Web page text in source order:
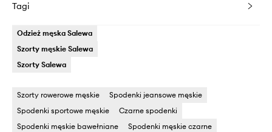
Tagi
Odzież męska Salewa
Szorty męskie Salewa
Szorty Salewa
Szorty rowerowe męskie
Spodenki jeansowe męskie
Spodenki sportowe męskie
Czarne spodenki
Spodenki męskie bawełniane
Spodenki męskie czarne